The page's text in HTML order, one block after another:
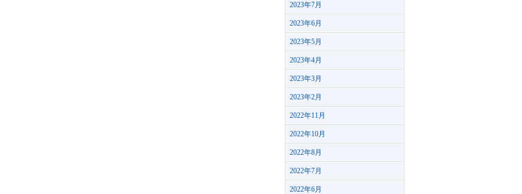
2023年7月
2023年6月
2023年5月
2023年4月
2023年3月
2023年2月
2022年11月
2022年10月
2022年8月
2022年7月
2022年6月